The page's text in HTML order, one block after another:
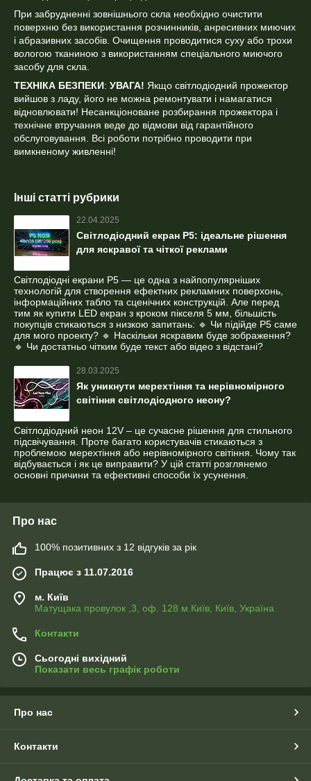
При забрудненні зовнішнього скла необхідно очистити
поверхню без використання розчинників, анресивних миючих
і абразивних засобів. Очищення проводитися суху або трохи
вологою тканиною з використанням спеціального миючого
засобу для скла.
ТЕХНІКА БЕЗПЕКИ: УВАГА! Якщо світлодіодний прожектор
вийшов з ладу, його не можна ремонтувати і намагатися
відновлювати! Несанкціоноване розбирання прожектора і
технічне втручання веде до відмови від гарантійного
обслуговування. Всі роботи потрібно проводити при
вимкненому живленні!
Інші статті рубрики
22.04.2025
Світлодіодний екран P5: ідеальне рішення
для яскравої та чіткої реклами
Світлодіодні екрани P5 — це одна з найпопулярніших
технологій для створення ефектних рекламних поверхонь,
інформаційних табло та сценічних конструкцій. Але перед
тим як купити LED екран з кроком пікселя 5 мм, більшість
покупців стикаються з низкою запитань: 🔹 Чи підійде P5 саме
для мого проекту? 🔹 Наскільки яскравим буде зображення?
🔹 Чи достатньо чітким буде текст або відео з відстані?
28.03.2025
Як уникнути мерехтіння та нерівномірного
світіння світлодіодного неону?
Світлодіодний неон 12V – це сучасне рішення для стильного
підсвічування. Проте багато користувачів стикаються з
проблемою мерехтіння або нерівномірного світіння. Чому так
відбувається і як це виправити? У цій статті розглянемо
основні причини та ефективні способи їх усунення.
Про нас
100% позитивних з 12 відгуків за рік
Працює з 11.07.2016
м. Київ
Матущака провулок ,3, оф. 128 м.Київ, Київ, Україна
Контакти
Сьогодні вихідний
Показати весь графік роботи
Про нас
Контакти